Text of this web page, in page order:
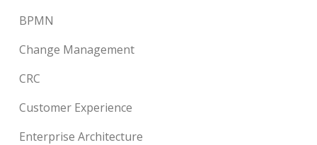
BPMN
Change Management
CRC
Customer Experience
Enterprise Architecture